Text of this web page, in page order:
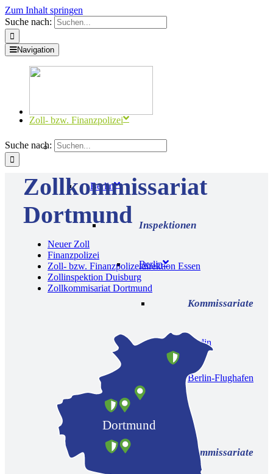
Zum Inhalt springen
Suche nach:
Navigation
Zoll- bzw. Finanzpolizei
Berlin
Berlin
Berlin
Berlin-Flughafen
Suche nach:
Zollkommissariat
Dortmund
Neuer Zoll
Finanzpolizei
Zoll- bzw. Finanzpolizeidirektion Essen
Zollinspektion Duisburg
Zollkommisariat Dortmund
Dortmund